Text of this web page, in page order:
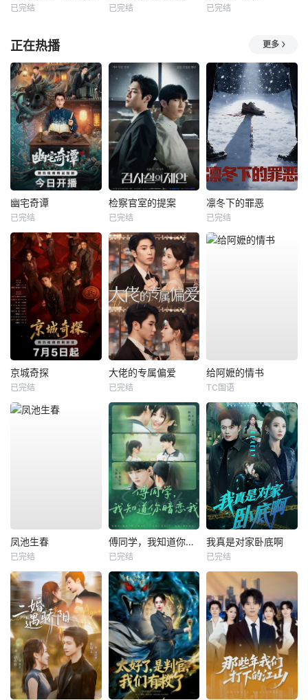
已完结 已完结 已完结
正在热播 更多
幽宅奇谭
已完结
检察官室的提案
已完结
凛冬下的罪恶
已完结
京城奇探
已完结
大佬的专属偏爱
已完结
给阿嬷的情书
TC国语
凤池生春
已完结
傅同学，我知道你暗恋我
已完结
我真是对家卧底啊
已完结